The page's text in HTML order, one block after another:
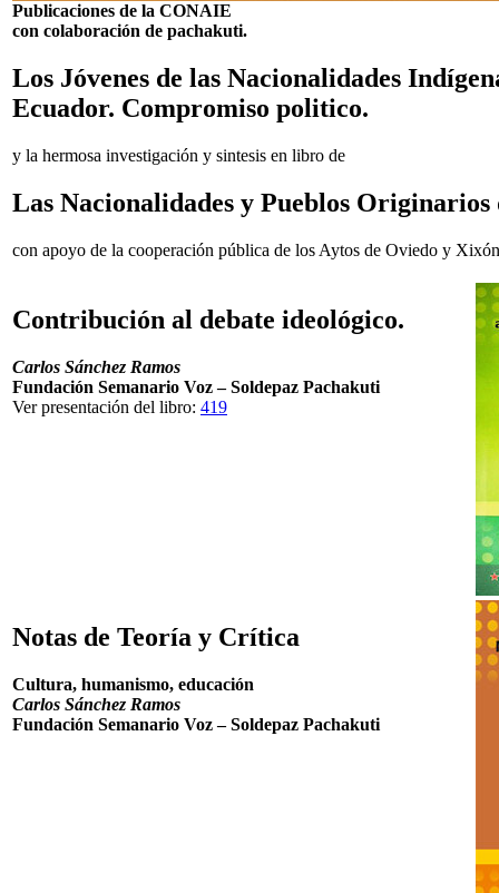
Publicaciones de la CONAIE
con colaboración de pachakuti.
Los Jóvenes de las Nacionalidades
Ecuador. Compromiso politico.
y la hermosa investigación y sintesis en libro de
Las Nacionalidades y Pueblos Originarios
con apoyo de la cooperación pública de los Aytos de Oviedo y
Contribución al debate ideológico.
Carlos Sánchez Ramos
Fundación Semanario Voz – Soldepaz Pachakuti
Ver presentación del libro: 419
Notas de Teoría y Crítica
Cultura, humanismo, educación
Carlos Sánchez Ramos
Fundación Semanario Voz – Soldepaz Pachakuti